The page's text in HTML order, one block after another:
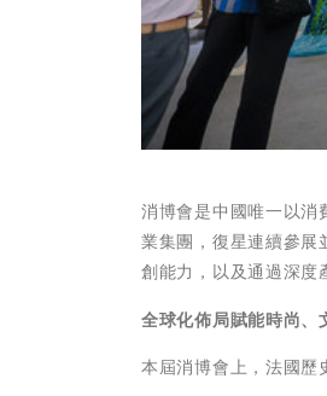
消博會是中國唯一以消
業集團，復星連續參展
創能力，以及通過深度
全球化佈局賦能時尚、
本屆消博會上，法國歷